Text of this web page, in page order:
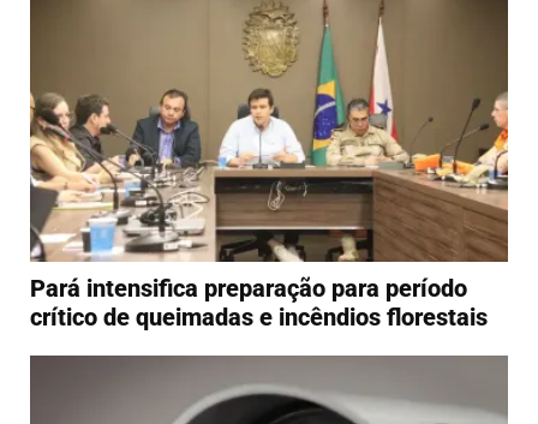
Pará intensifica preparação para período
crítico de queimadas e incêndios florestais